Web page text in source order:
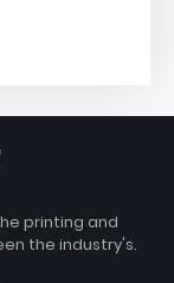
printing and
the industry's.